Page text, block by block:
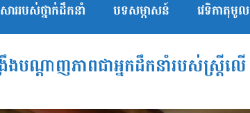
សាររបស់ថ្នាក់ដឹកនាំ បទសម្ភាសន៍ វេទិកាតុមូល
ងបណ្ដាញភាពជាអ្នកដឹកនាំរបស់ស្ត្រីលើ